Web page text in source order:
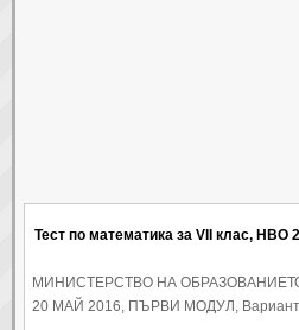
Тест по математика за VII клас, НВО
МИНИСТЕРСТВО НА
20 МАЙ 2016, ПЪРВИ МОДУЛ,